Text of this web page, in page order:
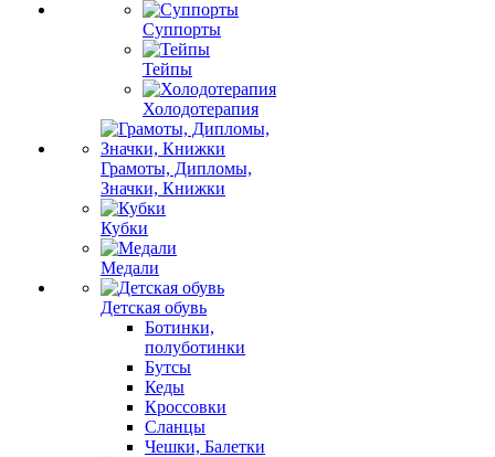
Суппорты
Тейпы
Холодотерапия
Грамоты, Дипломы,
Значки, Книжки
Кубки
Медали
Детская обувь
Ботинки,
полуботинки
Бутсы
Кеды
Кроссовки
Сланцы
Чешки, Балетки